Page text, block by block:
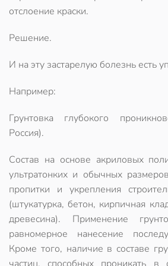
отслоение краски.
Решение.
И на эту застарелую болезнь есть
Например:
Грунтовка глубокого
Россия).
Состав на основе акриловых
ультратонких и обычных
пропитки и укрепления
(штукатурка, бетон, кирпичная
древесина). Применение
равномерное нанесение
Кроме того, наличие в составе